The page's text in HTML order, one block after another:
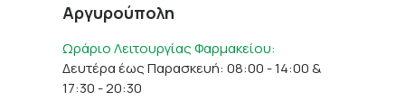
Αργυρούπολη
Ωράριο Λειτουργίας Φαρμακείου:
Δευτέρα έως Παρασκευή: 08:00 - 14:00 &
17:30 - 20:30